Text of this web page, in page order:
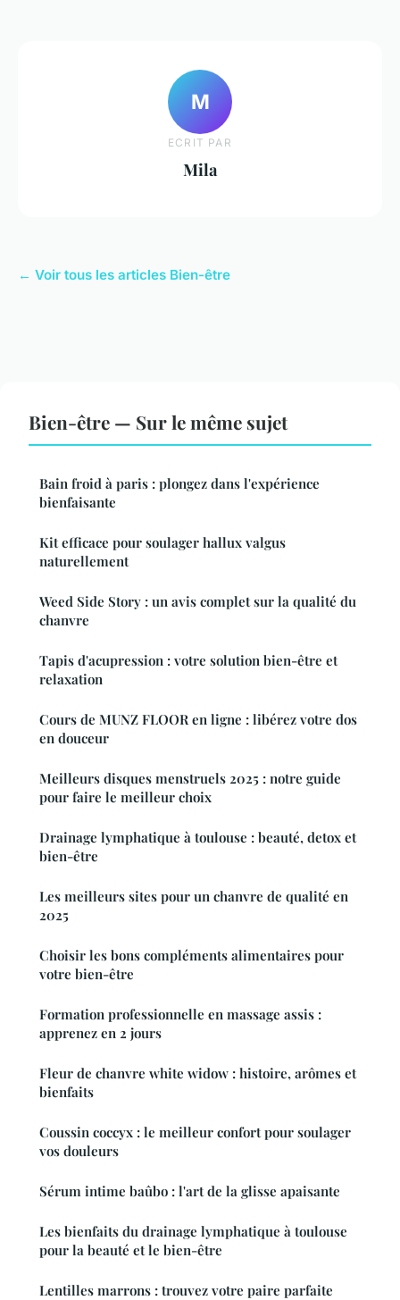
M
ECRIT PAR
Mila
← Voir tous les articles Bien-être
Bien-être — Sur le même sujet
Bain froid à paris : plongez dans l'expérience
bienfaisante
Kit efficace pour soulager hallux valgus
naturellement
Weed Side Story : un avis complet sur la qualité du
chanvre
Tapis d'acupression : votre solution bien-être et
relaxation
Cours de MUNZ FLOOR en ligne : libérez votre dos
en douceur
Meilleurs disques menstruels 2025 : notre guide
pour faire le meilleur choix
Drainage lymphatique à toulouse : beauté, detox et
bien-être
Les meilleurs sites pour un chanvre de qualité en
2025
Choisir les bons compléments alimentaires pour
votre bien-être
Formation professionnelle en massage assis :
apprenez en 2 jours
Fleur de chanvre white widow : histoire, arômes et
bienfaits
Coussin coccyx : le meilleur confort pour soulager
vos douleurs
Sérum intime baûbo : l'art de la glisse apaisante
Les bienfaits du drainage lymphatique à toulouse
pour la beauté et le bien-être
Lentilles marrons : trouvez votre paire parfaite